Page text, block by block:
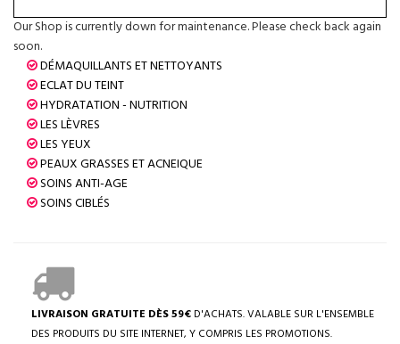
Our Shop is currently down for maintenance. Please check back again
soon.
DÉMAQUILLANTS ET NETTOYANTS
ECLAT DU TEINT
HYDRATATION - NUTRITION
LES LÈVRES
LES YEUX
PEAUX GRASSES ET ACNEIQUE
SOINS ANTI-AGE
SOINS CIBLÉS
LIVRAISON GRATUITE DÈS 59€ D'ACHATS. VALABLE SUR L'ENSEMBLE
DES PRODUITS DU SITE INTERNET, Y COMPRIS LES PROMOTIONS.